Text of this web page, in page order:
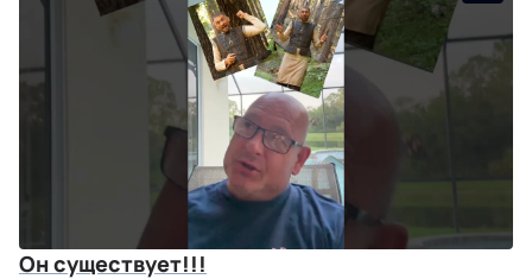
Он существует!!!